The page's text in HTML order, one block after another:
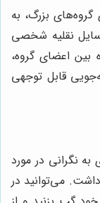
بزرگ، به
نقلیه شخصی
بین اعضای گروه،
قابل توجهی
به نگرانی در مورد
می‌توانید در